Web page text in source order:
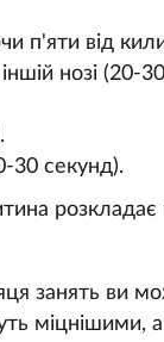
п'яти від
нозі (20-
30 секунд).
розкладає
занять ви
міцнішими,